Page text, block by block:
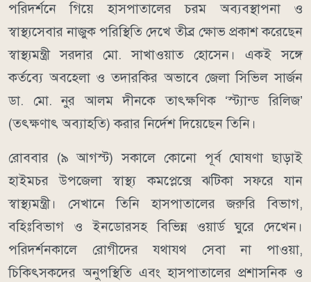
পরিদর্শনে গিয়ে হাসপাতালের চরম অব্যবস্থাপনা ও
স্বাস্থ্যসেবার নাজুক পরিস্থিতি দেখে তীব্র ক্ষোভ প্রকাশ করেছেন
স্বাস্থ্যমন্ত্রী সরদার মো. সাখাওয়াত হোসেন। একই সঙ্গে
কর্তব্যে অবহেলা ও তদারকির অভাবে জেলা সিভিল সার্জন
ডা. মো. নুর আলম দীনকে তাৎক্ষণিক ‘স্ট্যান্ড রিলিজ’
(তৎক্ষণাৎ অব্যাহতি) করার নির্দেশ দিয়েছেন তিনি।
রোববার (৯ আগস্ট) সকালে কোনো পূর্ব ঘোষণা ছাড়াই
হাইমচর উপজেলা স্বাস্থ্য কমপ্লেক্সে ঝটিকা সফরে যান
স্বাস্থ্যমন্ত্রী। সেখানে তিনি হাসপাতালের জরুরি বিভাগ,
বহিঃবিভাগ ও ইনডোরসহ বিভিন্ন ওয়ার্ড ঘুরে দেখেন।
পরিদর্শনকালে রোগীদের যথাযথ সেবা না পাওয়া,
চিকিৎসকদের অনুপস্থিতি এবং হাসপাতালের প্রশাসনিক ও